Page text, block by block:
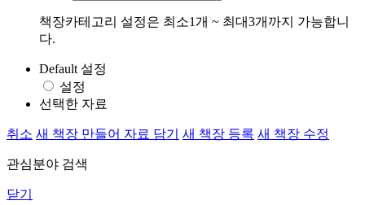
책장카테고리 설정은 최소1개 ~ 최대3개까지 가능합니
다.
Default 설정
설정
선택한 자료
취소 새 책장 만들어 자료 담기 새 책장 등록 새 책장 수정
관심분야 검색
닫기